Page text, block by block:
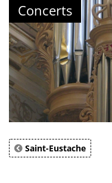
Concerts
Saint-Eustache